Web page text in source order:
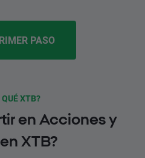
PASO
XTB?
en Acciones y
XTB?